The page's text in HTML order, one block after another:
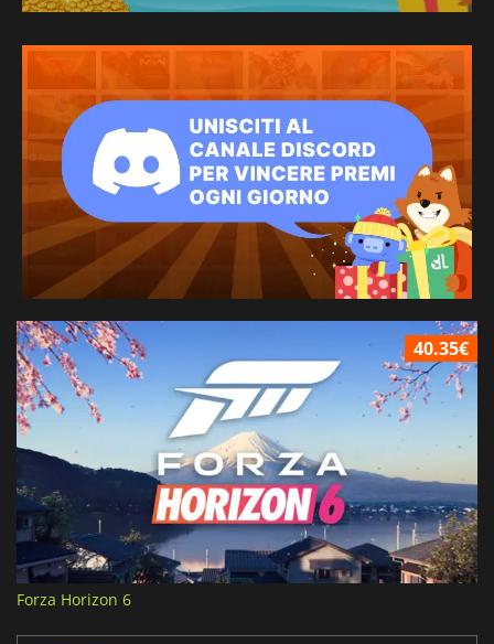
40.35€
Forza Horizon 6